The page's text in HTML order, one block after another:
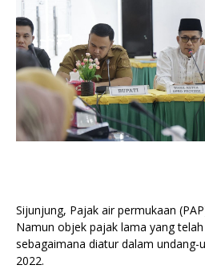
Sijunjung, Pajak air permukaan
Namun objek pajak lama yang
sebagaimana diatur dalam undang-
2022.